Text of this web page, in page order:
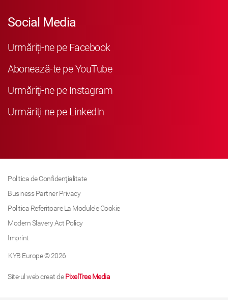
Social Media
Urmăriți-ne pe Facebook
Abonează-te pe YouTube
Urmăriţi-ne pe Instagram
Urmăriţi-ne pe LinkedIn
Politica de Confidenţialitate
Business Partner Privacy
Politica Referitoare La Modulele Cookie
Modern Slavery Act Policy
Imprint
KYB Europe © 2026
Site-ul web creat dePixelTree Media